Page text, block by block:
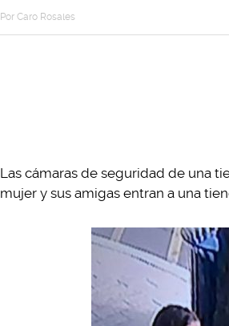
Por Caro Rosales
Las cámaras de seguridad de una
mujer y sus amigas entran a una